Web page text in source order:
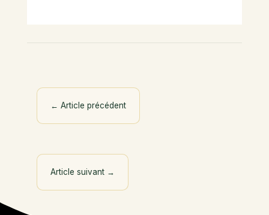
← Article précédent
Article suivant→